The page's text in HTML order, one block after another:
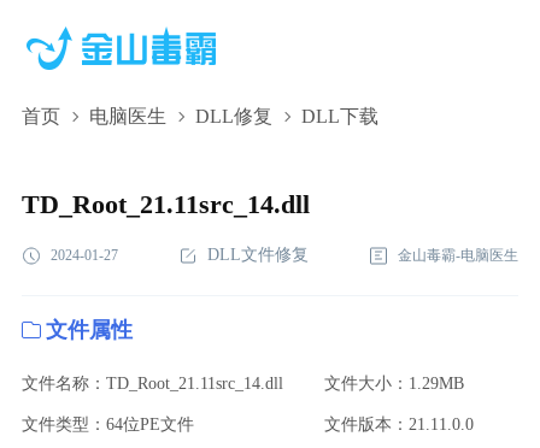
首页 电脑医生 DLL修复 DLL下载
TD_Root_21.11src_14.dll,TD_Root_21.11src_14.dll下
TD_Root_21.11src_14.dll
2024-01-27 DLL文件修复 金山毒霸-电脑医生
文件属性
文件名称：TD_Root_21.11src_14.dll 文件大小：1.29MB
文件类型：64位PE文件 文件版本：21.11.0.0